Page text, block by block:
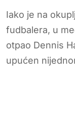
Iako je na
fudbalera, u
otpao Dennis
upućen